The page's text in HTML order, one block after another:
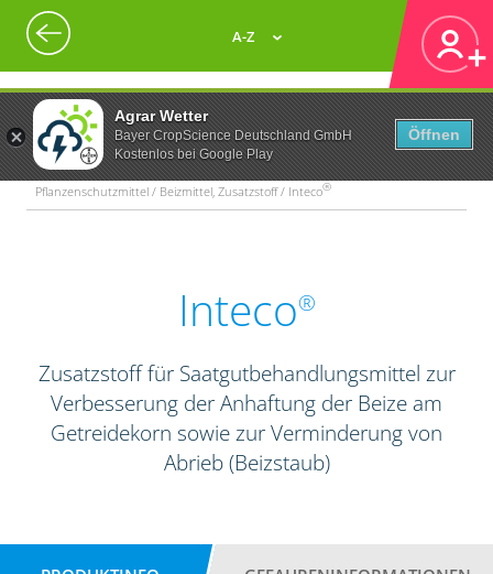
Agrar Wetter
Bayer CropScience Deutschland GmbH
Kostenlos bei Google Play
Öffnen
A-Z
Pflanzenschutzmittel / Beizmittel, Zusatzstoff / Inteco®
Inteco®
Zusatzstoff für Saatgutbehandlungsmittel zur
Verbesserung der Anhaftung der Beize am
Getreidekorn sowie zur Verminderung von
Abrieb (Beizstaub)